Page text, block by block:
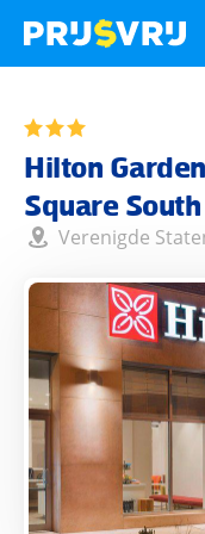
Hilton
Square South
Verenigde